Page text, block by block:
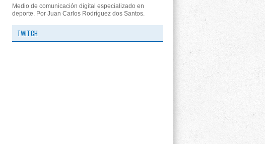
Medio de comunicación digital especializado en
deporte. Por Juan Carlos Rodríguez dos Santos.
TWITCH